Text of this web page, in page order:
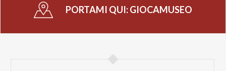
PORTAMI QUI:GIOCAMUSEO